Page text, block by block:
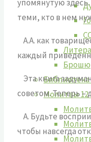
Библиотека
Молитвы 12
упомянутую
теми, кто в нем
А.А. как
каждый
Эта книга
советом. Теперь –
А. Будьте
чтобы навсегда